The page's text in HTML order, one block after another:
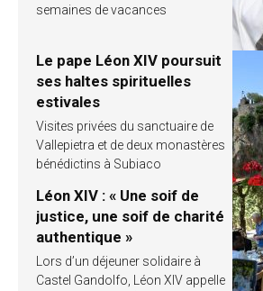
semaines de vacances
Le pape Léon XIV poursuit
ses haltes spirituelles
estivales
Visites privées du sanctuaire de
Vallepietra et de deux monastères
bénédictins à Subiaco
Léon XIV : « Une soif de
justice, une soif de charité
authentique »
Lors d’un déjeuner solidaire à
Castel Gandolfo, Léon XIV appelle